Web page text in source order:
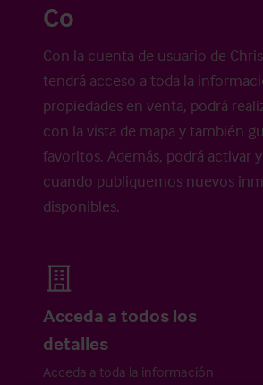
Co
Con la cuenta de usuario de
tendrá acceso a toda la
propiedades en venta, podrá
con la vista de mapa y también
favoritos. Además, podrá activar
cuando publiquemos nuevos
disponibles.
Acceda a todos los
detalles
Acceda a toda la información